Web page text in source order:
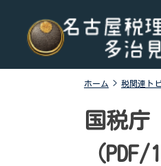
content
名古屋税理士会多治見支部
名古屋税理士会多治見支部、多
市、可児市と可児郡御嵩町の4
です。地域の皆様に寄り添う税
支援や研修会、租税教育などを
料相談会も実施しております。
ホーム > 税関連ト
国税庁
（